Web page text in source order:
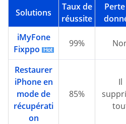
Solutions
Taux de
réussite
iMyFone
Fixppo
99%
Restaurer
iPhone en
mode de
récupérati
on
85%
Il